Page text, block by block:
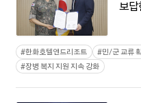
한화손보
한화자산운용
한화투자증권
보답
#한화호텔앤드리조트 #민/군 교류
#장병 복지 지원 지속 강화